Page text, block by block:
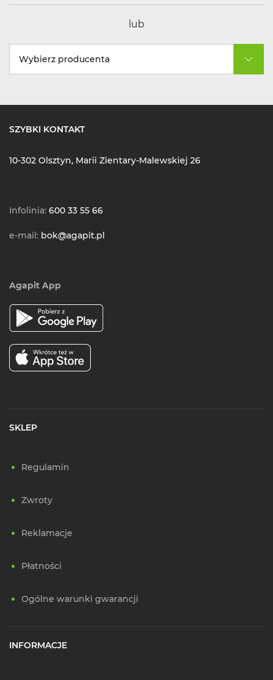
lub
Wybierz producenta
SZYBKI KONTAKT
10-302 Olsztyn, Marii Zientary-Malewskiej 26
Infolinia: 600 33 55 66
e-mail: bok@agapit.pl
Agapit App
SKLEP
Regulamin
Zwroty
Reklamacje
Płatności
Ogólne warunki gwarancji
INFORMACJE